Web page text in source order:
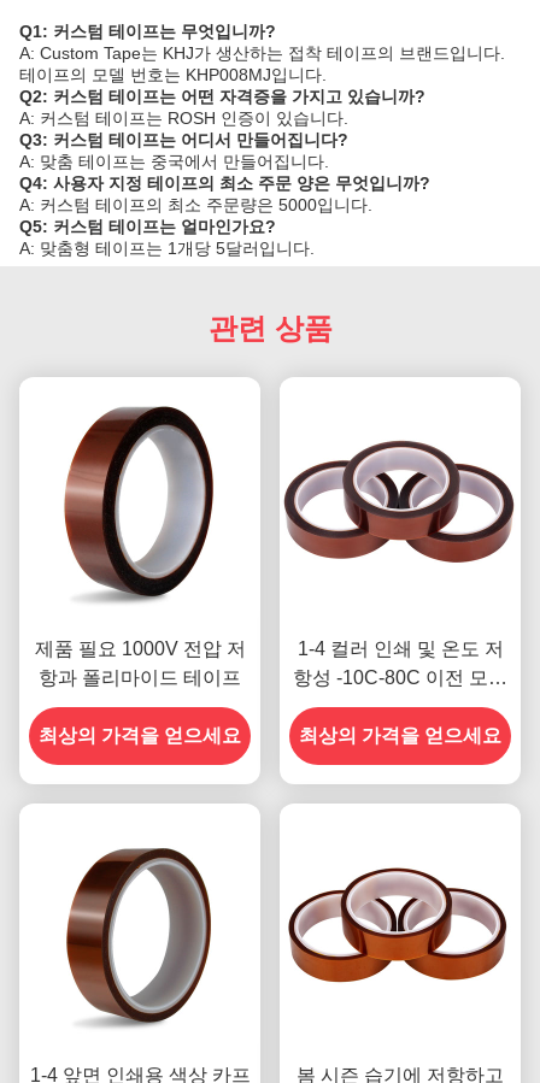
Q1: 커스텀 테이프는 무엇입니까?
A: Custom Tape는 KHJ가 생산하는 접착 테이프의 브랜드입니다.
테이프의 모델 번호는 KHP008MJ입니다.
Q2: 커스텀 테이프는 어떤 자격증을 가지고 있습니까?
A: 커스텀 테이프는 ROSH 인증이 있습니다.
Q3: 커스텀 테이프는 어디서 만들어집니다?
A: 맞춤 테이프는 중국에서 만들어집니다.
Q4: 사용자 지정 테이프의 최소 주문 양은 무엇입니까?
A: 커스텀 테이프의 최소 주문량은 5000입니다.
Q5: 커스텀 테이프는 얼마인가요?
A: 맞춤형 테이프는 1개당 5달러입니다.
관련 상품
제품 필요 1000V 전압 저
항과 폴리마이드 테이프
최상의 가격을 얻으세요
1-4 컬러 인쇄 및 온도 저
항성 -10C-80C 이전 모델
의 신용 카드 결제 방법
최상의 가격을 얻으세요
1-4 앞면 인쇄용 색상 카프
봄 시즌 습기에 저항하고